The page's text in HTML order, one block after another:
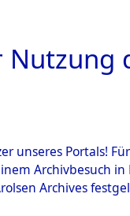
unseres Portals!
Archivbesuch
Archives